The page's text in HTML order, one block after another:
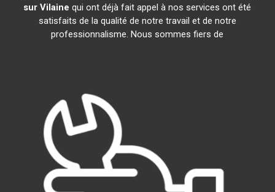
sur Vilaine qui ont déjà fait appel à nos services ont été
satisfaits de la qualité de notre travail et de notre
professionnalisme. Nous sommes fiers de